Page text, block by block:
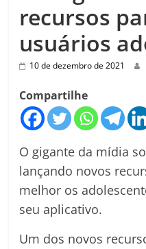
recursos
usuários
10 de dezembro de 2021
Compartilhe
O gigante da mídia
lançando novos
melhor os
seu aplicativo.
Um dos novos